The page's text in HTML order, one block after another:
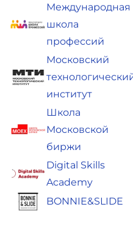
Международная
школа
профессий
Московский
институт
Школа
Московской
биржи
Digital Skills
Academy
BONNIE&SLIDE